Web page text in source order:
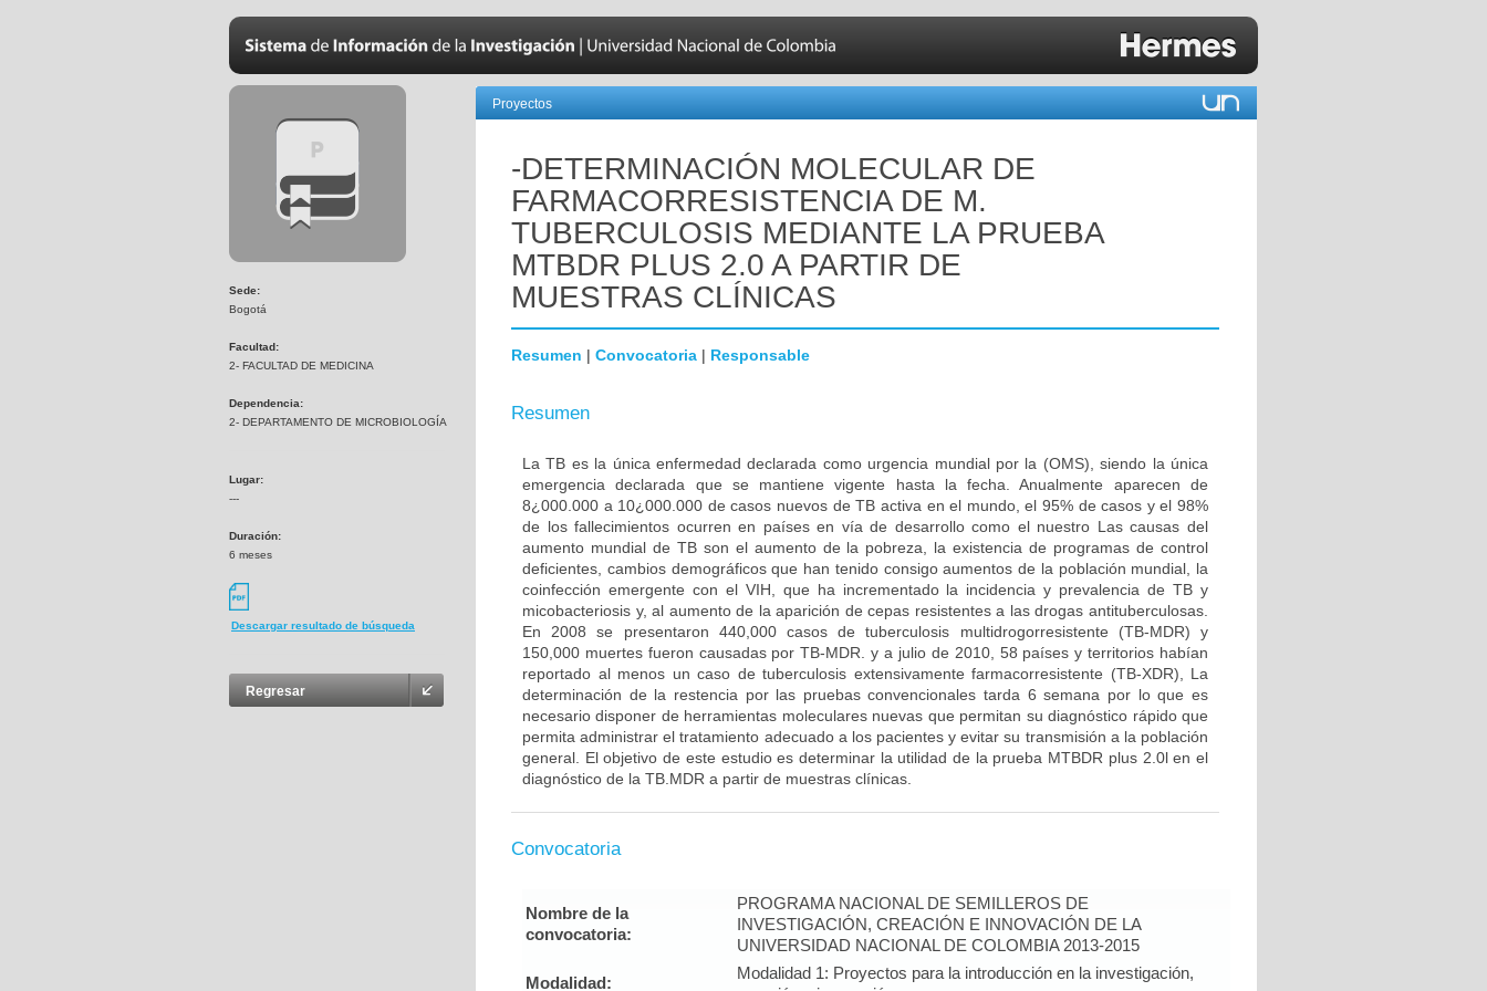
Sede:
Bogotá
Facultad:
2- FACULTAD DE MEDICINA
Dependencia:
2- DEPARTAMENTO DE MICROBIOLOGÍA
Lugar:
---
Duración:
6 meses
Descargar resultado de búsqueda
Regresar
Proyectos
-DETERMINACIÓN MOLECULAR DE
FARMACORRESISTENCIA DE M.
TUBERCULOSIS MEDIANTE LA PRUEBA
MTBDR PLUS 2.0 A PARTIR DE
MUESTRAS CLÍNICAS
Resumen | Convocatoria | Responsable
Resumen
La TB es la única enfermedad declarada como urgencia mundial por la (OMS), siendo la única
emergencia declarada que se mantiene vigente hasta la fecha. Anualmente aparecen de
8¿000.000 a 10¿000.000 de casos nuevos de TB activa en el mundo, el 95% de casos y el 98%
de los fallecimientos ocurren en países en vía de desarrollo como el nuestro Las causas del
aumento mundial de TB son el aumento de la pobreza, la existencia de programas de control
deficientes, cambios demográficos que han tenido consigo aumentos de la población mundial, la
coinfección emergente con el VIH, que ha incrementado la incidencia y prevalencia de TB y
micobacteriosis y, al aumento de la aparición de cepas resistentes a las drogas antituberculosas.
En 2008 se presentaron 440,000 casos de tuberculosis multidrogorresistente (TB-MDR) y
150,000 muertes fueron causadas por TB-MDR. y a julio de 2010, 58 países y territorios habían
reportado al menos un caso de tuberculosis extensivamente farmacorresistente (TB-XDR), La
determinación de la restencia por las pruebas convencionales tarda 6 semana por lo que es
necesario disponer de herramientas moleculares nuevas que permitan su diagnóstico rápido que
permita administrar el tratamiento adecuado a los pacientes y evitar su transmisión a la población
general. El objetivo de este estudio es determinar la utilidad de la prueba MTBDR plus 2.0l en el
diagnóstico de la TB.MDR a partir de muestras clínicas.
Convocatoria
Nombre de la
convocatoria:
PROGRAMA NACIONAL DE SEMILLEROS DE
INVESTIGACIÓN, CREACIÓN E INNOVACIÓN DE LA
UNIVERSIDAD NACIONAL DE COLOMBIA 2013-2015
Modalidad:
Modalidad 1: Proyectos para la introducción en la investigación,